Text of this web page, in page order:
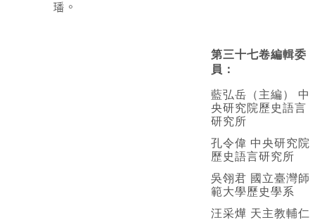
璠。
第三十七卷編輯委
員：
藍弘岳（主編） 中
央研究院歷史語言
研究所
孔令偉 中央研究院
歷史語言研究所
吳翎君 國立臺灣師
範大學歷史學系
汪采燁 天主教輔仁